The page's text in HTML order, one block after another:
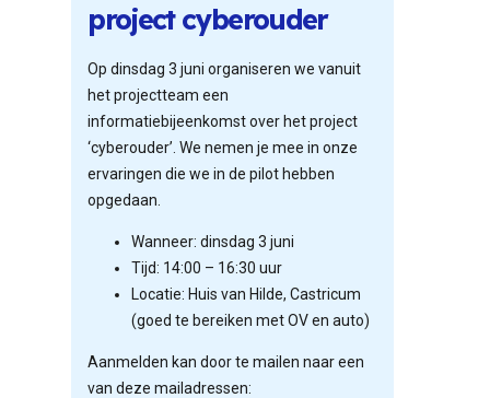
project cyberouder
Op dinsdag 3 juni organiseren we vanuit
het projectteam een
informatiebijeenkomst over het project
‘cyberouder’. We nemen je mee in onze
ervaringen die we in de pilot hebben
opgedaan.
Wanneer: dinsdag 3 juni
Tijd: 14:00 – 16:30 uur
Locatie: Huis van Hilde, Castricum
(goed te bereiken met OV en auto)
Aanmelden kan door te mailen naar een
van deze mailadressen: